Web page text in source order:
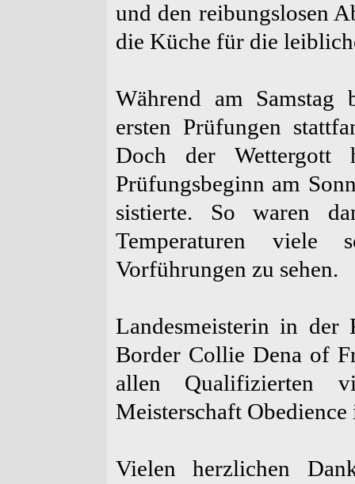
und den reibungslosen
die Küche für die
Während am Samstag
ersten Prüfungen
Doch der Wettergott
Prüfungsbeginn am
sistierte. So waren
Temperaturen viele
Vorführungen zu sehen.
Landesmeisterin in
Border Collie Dena of
allen Qualifizierten
Meisterschaft
Vielen herzlichen